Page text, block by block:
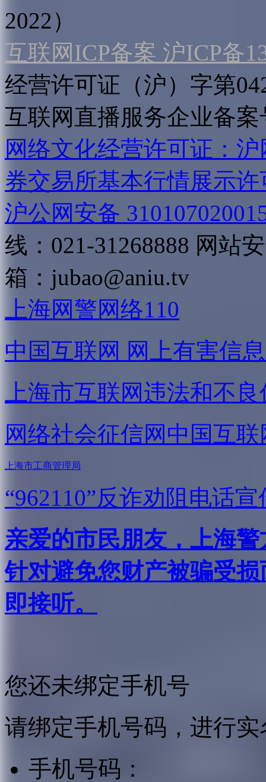
2022）
互联网ICP备案 沪ICP备
经营许可证（沪）字第
互联网直播服务企业备案
网络文化经营许可证：
券交易所基本行情展示许
沪公网安备
线：021-31268888 网站
箱： jubao@aniu.tv
上海网警网络110
中国互联网 网上有害信
上海市互联网违法和不
网络社会征信网 中国互
上海市工商管理局
“962110”反诈劝阻电话宣
亲爱的市民朋友，上海
针对避免您财产被骗受
即接听。
您还未绑定手机号
请绑定手机号码，进行
手机号码：